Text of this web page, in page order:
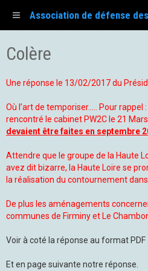
Colère
Une réponse le 13/02/2017 du
Où l’art de temporiser..... Pour
rencontré le cabinet PW2C le 21 Mars
devaient être faites en septembre
Attendre que le groupe de la Haute
avez dit bizarre, la Haute Loire se
la réalisation du contournement dans
De plus les aménagements
communes de Firminy et Le
Voir à coté la réponse au format PDF
Et en page suivante notre réponse.